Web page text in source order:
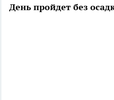
День пройдет без